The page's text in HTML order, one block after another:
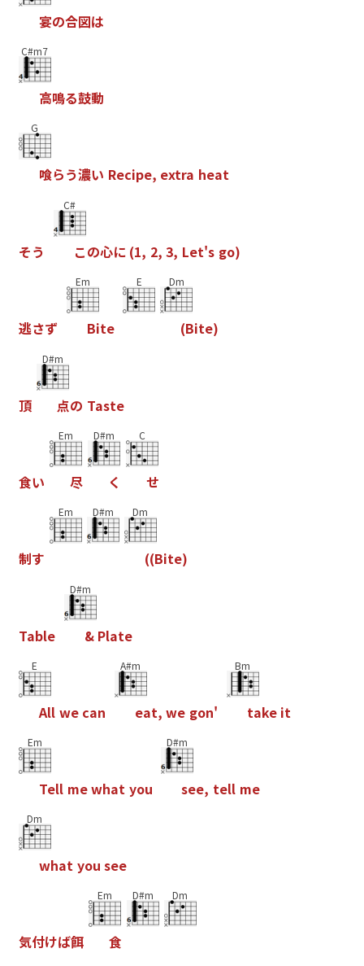
宴の合図は
C#m7
高鳴る鼓動
G
喰らう濃い Recipe, extra heat
そう
C#
この心に (1, 2, 3, Let's go)
逃さず
Em
Bite
E Dm
(Bite)
頂
D#m
点の Taste
食い
Em
尽
D#m
く
C
せ
制す
Em D#m Dm
((Bite)
Table
D#m
& Plate
E
All we can
A#m
eat, we gon'
Bm
take it
Em
Tell mewhat you
D#m
see, tell me
Dm
what you see
気付けば餌
Em
食
D#m Dm